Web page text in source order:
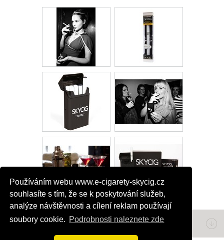
Používáním webu www.e-cigarety-skycig.cz
souhlasíte s tím, že se k poskytování služeb,
analýze návštěvnosti a cílení reklam používají
soubory cookie. Podrobnosti naleznete zde
Napište nám